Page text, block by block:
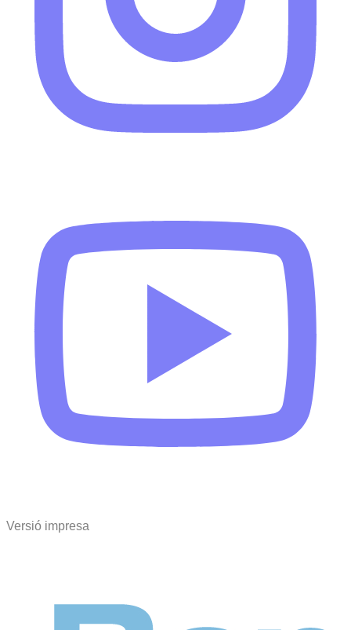
Versió impresa